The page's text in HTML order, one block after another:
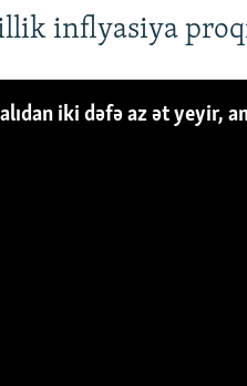
inflyasiya